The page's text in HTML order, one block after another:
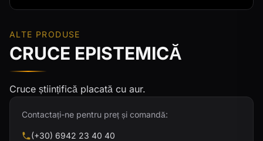
ALTE PRODUSE
CRUCE EPISTEMICĂ
Cruce științifică placată cu aur.
Contactați-ne pentru preț și comandă:
(+30) 6942 23 40 40